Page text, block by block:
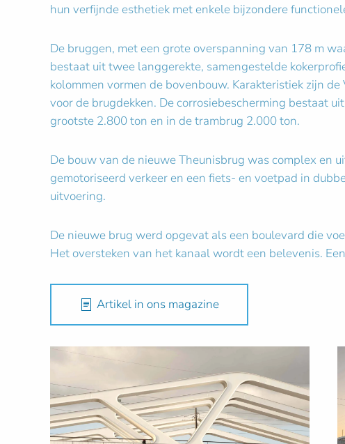
hun verfijnde esthetiek met enkele bijzondere
De bruggen, met een grote overspanning van 178 m
bestaat uit twee langgerekte, samengestelde
kolommen vormen de bovenbouw. Karakteristiek zijn
voor de brugdekken. De corrosiebescherming bestaat
grootste 2.800 ton en in de trambrug 2.000 ton.
De bouw van de nieuwe Theunisbrug was complex en
gemotoriseerd verkeer en een fiets- en voetpad in
uitvoering.
De nieuwe brug werd opgevat als een boulevard die
Het oversteken van het kanaal wordt een belevenis.
Artikel in ons magazine